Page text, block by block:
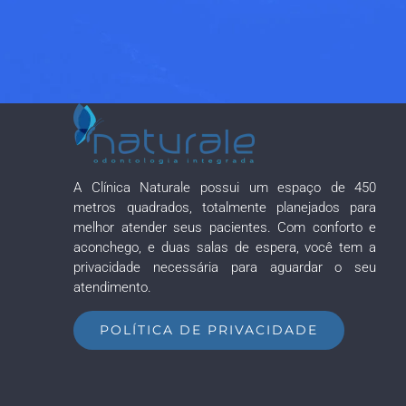
A Clínica Naturale possui um espaço de 450
metros quadrados, totalmente planejados para
melhor atender seus pacientes. Com conforto e
aconchego, e duas salas de espera, você tem a
privacidade necessária para aguardar o seu
atendimento.
POLÍTICA DE PRIVACIDADE